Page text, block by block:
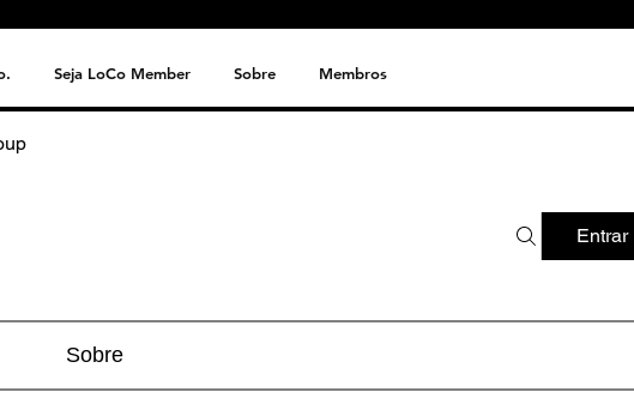
Seja LoCo Member Sobre Membros
Entrar
Sobre